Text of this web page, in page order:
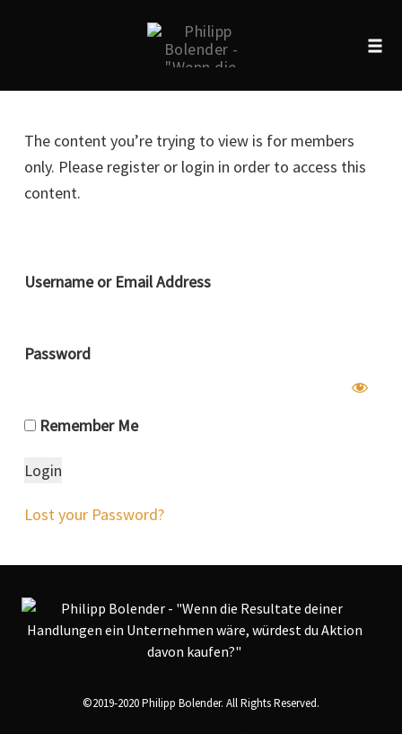
The content you’re trying to view is for members
only. Please register or login in order to access this
content.
Username or Email Address
Password
Remember Me
Lost your Password?
©2019-2020 Philipp Bolender. All Rights Reserved.